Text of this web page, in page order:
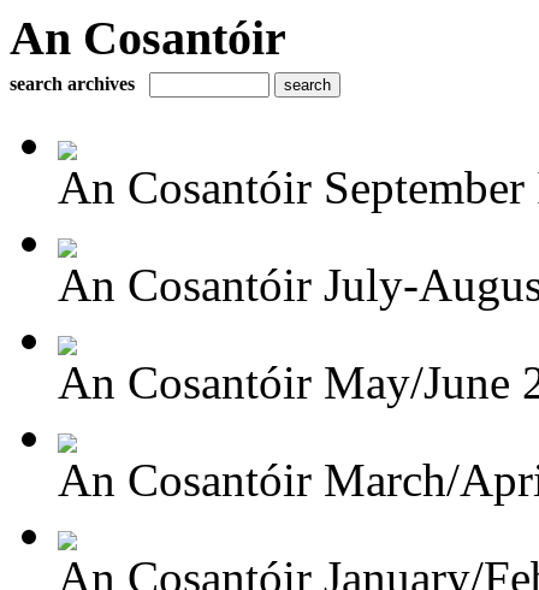
An Cosantóir
search archives
An Cosantóir September
An Cosantóir July-
An Cosantóir May/June
An Cosantóir March/
An Cosantóir January/